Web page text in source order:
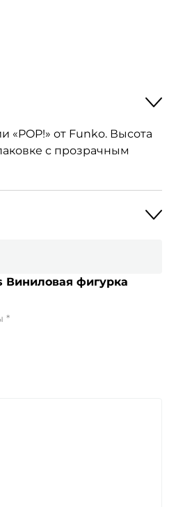
от Funko. Высота
с прозрачным
Виниловая фигурка
*